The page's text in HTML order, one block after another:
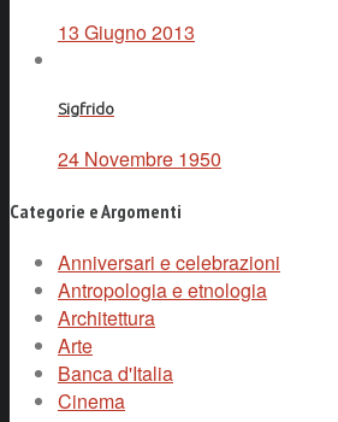
13 Giugno 2013
Sigfrido
24 Novembre 1950
Categorie e Argomenti
Anniversari e celebrazioni
Antropologia e etnologia
Architettura
Arte
Banca d'Italia
Cinema